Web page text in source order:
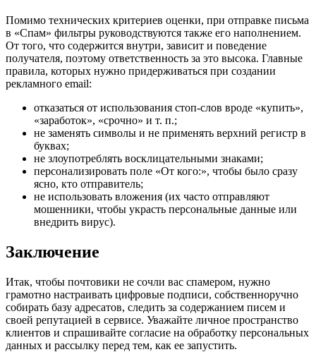
Помимо технических критериев оценки, при отправке письма
в «Спам» фильтры руководствуются также его наполнением.
От того, что содержится внутри, зависит и поведение
получателя, поэтому ответственность за это высока. Главные
правила, которых нужно придерживаться при создании
рекламного email:
отказаться от использования стоп-слов вроде «купить»,
«заработок», «срочно» и т. п.;
не заменять символы и не применять верхний регистр в
буквах;
не злоупотреблять восклицательными знаками;
персонализировать поле «От кого:», чтобы было сразу
ясно, кто отправитель;
не использовать вложения (их часто отправляют
мошенники, чтобы украсть персональные данные или
внедрить вирус).
Заключение
Итак, чтобы почтовики не сочли вас спамером, нужно
грамотно настраивать цифровые подписи, собственноручно
собирать базу адресатов, следить за содержанием писем и
своей репутацией в сервисе. Уважайте личное пространство
клиентов и спрашивайте согласие на обработку персональных
данных и рассылку перед тем, как ее запустить.